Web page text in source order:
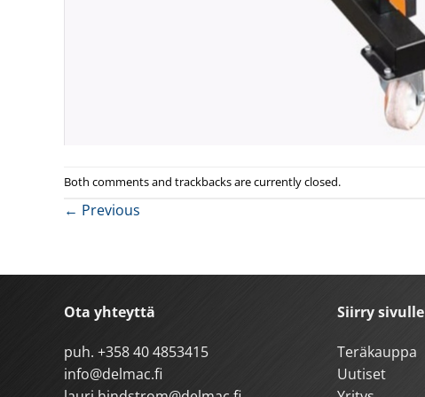
Both comments and trackbacks are currently closed.
← Previous
Ota yhteyttä
puh. +358 40 4853415
info@delmac.fi
Siirry sivulle
Teräkauppa
Uutiset